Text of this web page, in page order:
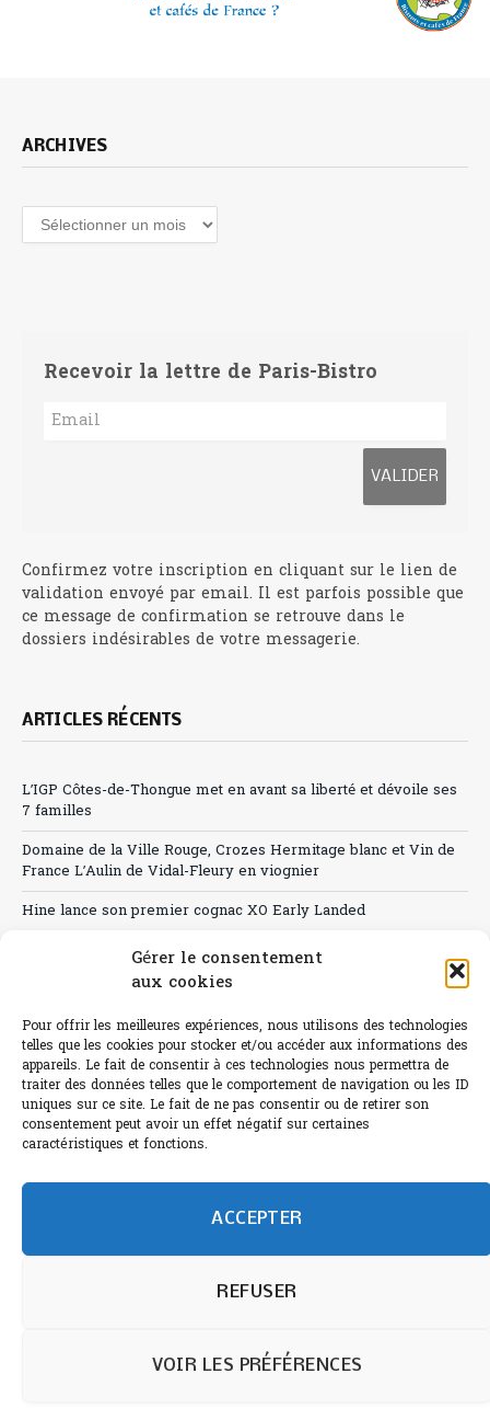
Gérer le consentement
aux cookies
Pour offrir les meilleures expériences, nous utilisons des technologies
telles que les cookies pour stocker et/ou accéder aux informations des
appareils. Le fait de consentir à ces technologies nous permettra de
traiter des données telles que le comportement de navigation ou les ID
uniques sur ce site. Le fait de ne pas consentir ou de retirer son
consentement peut avoir un effet négatif sur certaines
caractéristiques et fonctions.
ACCEPTER
REFUSER
VOIR LES PRÉFÉRENCES
ARCHIVES
Archives
Recevoir la lettre de Paris-Bistro
Confirmez votre inscription en cliquant sur le lien de
validation envoyé par email. Il est parfois possible que
ce message de confirmation se retrouve dans le
dossiers indésirables de votre messagerie.
ARTICLES RÉCENTS
L’IGP Côtes-de-Thongue met en avant sa liberté et dévoile ses
7 familles
Domaine de la Ville Rouge, Crozes Hermitage blanc et Vin de
France L’Aulin de Vidal-Fleury en viognier
Hine lance son premier cognac XO Early Landed
Canicule : A quand le CHR à « l’heure espagnole » ?
Sélection de rosés 2026
L'abus d'alcool est dangereux pour la santé.
humain et 0% IA de Paris Bistro Editions - SARL de Presse -
Informations légales etRGPD